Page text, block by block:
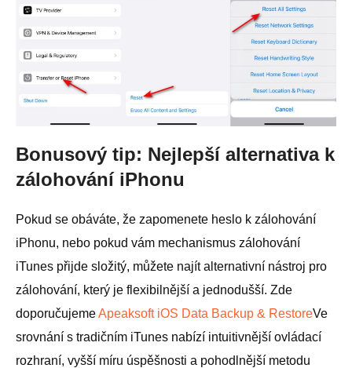
Bonusový tip: Nejlepší alternativa k
zálohování iPhonu
Pokud se obáváte, že zapomenete heslo k zálohování
iPhonu, nebo pokud vám mechanismus zálohování
iTunes přijde složitý, můžete najít alternativní nástroj pro
zálohování, který je flexibilnější a jednodušší. Zde
doporučujemeApeaksoft iOS Data Backup & RestoreVe
srovnání s tradičním iTunes nabízí intuitivnější ovládací
rozhraní, vyšší míru úspěšnosti a pohodlnější metodu